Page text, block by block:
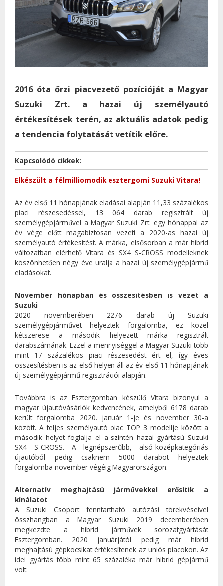
2016 óta őrzi piacvezető pozícióját a Magyar
Suzuki Zrt. a hazai új személyautó
értékesítések terén, az aktuális adatok pedig
a tendencia folytatását vetítik előre.
Kapcsolódó cikkek:
Elkészült a félmilliomodik esztergomi Suzuki Vitara!
Az év első 11 hónapjának eladásai alapján 11,33 százalékos
piaci részesedéssel, 13 064 darab regisztrált új
személygépjárművel a Magyar Suzuki Zrt. egy hónappal az
év vége előtt magabiztosan vezeti a 2020-as hazai új
személyautó értékesítést. A márka, elsősorban a már hibrid
változatban elérhető Vitara és SX4 S-CROSS modelleknek
köszönhetően négy éve uralja a hazai új személygépjármű
eladásokat.
November hónapban és összesítésben is vezet a
Suzuki
2020 novemberében 2276 darab új Suzuki
személygépjárművet helyeztek forgalomba, ez közel
kétszerese a második helyezett márka regisztrált
darabszámának. Ezzel a mennyiséggel a Magyar Suzuki több
mint 17 százalékos piaci részesedést ért el, így éves
összesítésben is az első helyen áll az év első 11 hónapjának
új személygépjármű regisztrációi alapján.
Továbbra is az Esztergomban készülő Vitara bizonyul a
magyar újautóvásárlók kedvencének, amelyből 6178 darab
került forgalomba 2020. január 1-je és november 30-a
között. A teljes személyautó piac TOP 3 modellje között a
második helyet foglalja el a szintén hazai gyártású Suzuki
SX4 S-CROSS. A legnépszerűbb, alsó-középkategóriás
újautóból pedig csaknem 5000 darabot helyeztek
forgalomba november végéig Magyarországon.
Alternatív meghajtású járművekkel erősítik a
kínálatot
A Suzuki Csoport fenntartható autózási törekvéseivel
összhangban a Magyar Suzuki 2019 decemberében
megkezdte a hibrid járművek sorozatgyártását
Esztergomban. 2020 januárjától pedig már hibrid
meghajtású gépkocsikat értékesítenek az uniós piacokon. Az
idei gyártás több mint 65 százaléka már hibrid gépjármű
volt.